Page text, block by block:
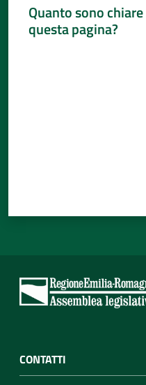
Quanto sono
questa pagina?
CONTATTI